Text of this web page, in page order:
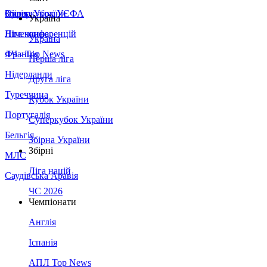
Збірна України
Італія
Німеччина
Франція
Нідерланди
Туреччина
Португалія
Бельгія
МЛС
Саудівська Аравія
Суперкубок УЄФА
Ліга конференцій
ЛЧ - Top News
Україна
Україна
Перша ліга
Друга ліга
Кубок України
Суперкубок України
Збірна України
Збірні
Ліга націй
ЧС 2026
Чемпіонати
Англія
Іспанія
АПЛ Top News